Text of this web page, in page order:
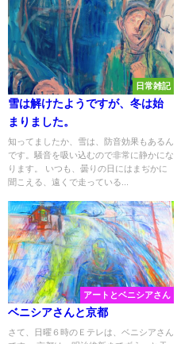
日常雑記
雪は解けたようですが、冬は始
まりました。
知ってましたか、雪は、防音効果もあるん
です。騒音を吸い込むので非常に静かにな
ります。 いつも、曇りの日にはまぢかに
聞こえる、遠くで走っている...
アートとベニシアさん
ベニシアさんと京都
さて、日曜６時のＥテレは、ベニシアさん